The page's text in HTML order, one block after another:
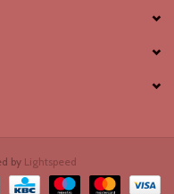
by Lightspeed